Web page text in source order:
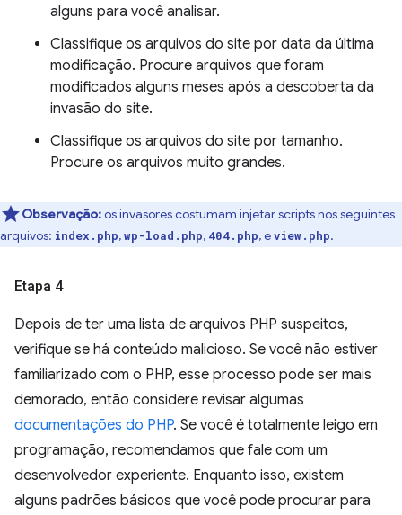
alguns para você analisar.
Classifique os arquivos do site por data da última
modificação. Procure arquivos que foram
modificados alguns meses após a descoberta da
invasão do site.
Classifique os arquivos do site por tamanho.
Procure os arquivos muito grandes.
Observação:os invasores costumam injetar scripts nos seguintes
arquivos: index.php,wp-load.php, 404.php, eview.php.
Etapa 4
Depois de ter uma lista de arquivos PHP suspeitos,
verifique se há conteúdo malicioso. Se você não estiver
familiarizado com o PHP, esse processo pode ser mais
demorado, então considere revisar algumas
documentações do PHP. Se você é totalmente leigo em
programação, recomendamos que fale com um
desenvolvedor experiente. Enquanto isso, existem
alguns padrões básicos que você pode procurar para